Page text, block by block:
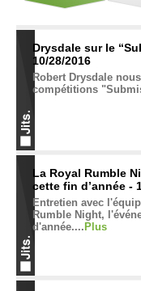
Drysdale sur le
10/28/2016
Robert Drysdale
compétitions
La Royal Rumble
cette fin d’année -
Entretien avec
Rumble Night,
d'année.... Plus